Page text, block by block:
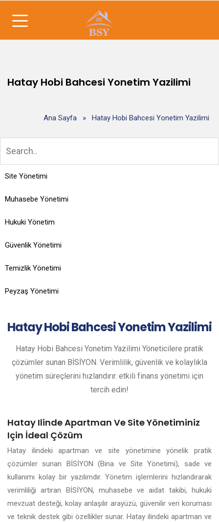
Hatay Hobi Bahcesi Yonetim Yazilimi
Ana Sayfa » Hatay Hobi Bahcesi Yonetim Yazilimi
Site Yönetimi
Muhasebe Yönetimi
Hukuki Yönetim
Güvenlik Yönetimi
Temizlik Yönetimi
Peyzaş Yönetimi
HatayHobi Bahcesi Yonetim Yazilimi
Hatay Hobi Bahcesi Yonetim Yazilimi Yöneticilere pratik
çözümler sunan BİSİYON. Verimlilik, güvenlik ve kolaylıkla
yönetim süreçlerini hızlandırır. etkili finans yönetimi için
tercih edin!
Hatay Ilinde Apartman Ve Site Yönetiminiz
Için İdeal Çözüm
Hatay ilindeki apartman ve site yönetimine yönelik pratik
çözümler sunan BİSİYON (Bina ve Site Yönetimi), sade ve
kullanımı kolay bir yazılımdır. Yönetim işlemlerini hızlandırarak
verimliliği artıran BİSİYON, muhasebe ve aidat takibi, hukuki
mevzuat desteği, kolay anlaşılır arayüzü, güvenilir veri koruması
ve teknik destek gibi özellikler sunar. Hatay ilindeki apartman ve